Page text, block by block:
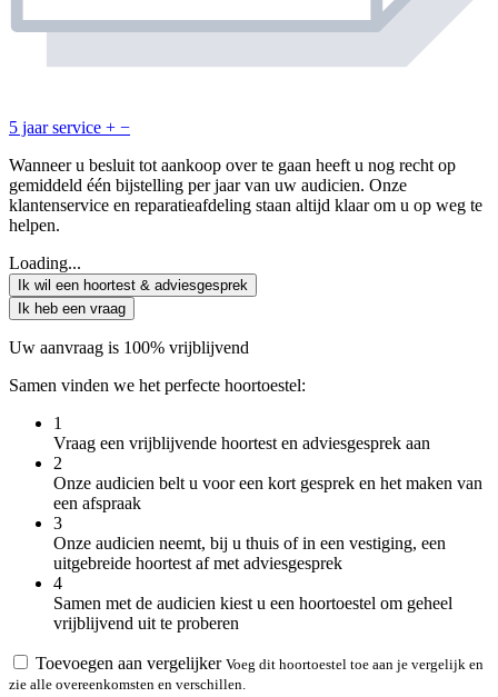
5 jaar service + −
Wanneer u besluit tot aankoop over te gaan heeft u nog recht op
gemiddeld één bijstelling per jaar van uw audicien. Onze
klantenservice en reparatieafdeling staan altijd klaar om u op weg te
helpen.
Loading...
Ik wil een hoortest & adviesgesprek
Ik heb een vraag
Uw aanvraag is 100% vrijblijvend
Samen vinden we het perfecte hoortoestel:
1
Vraag een vrijblijvende hoortest en adviesgesprek aan
2
Onze audicien belt u voor een kort gesprek en het maken van
een afspraak
3
Onze audicien neemt, bij u thuis of in een vestiging, een
uitgebreide hoortest af met adviesgesprek
4
Samen met de audicien kiest u een hoortoestel om geheel
vrijblijvend uit te proberen
Toevoegen aan vergelijker Voeg dit hoortoestel toe aan je vergelijk en
zie alle overeenkomsten en verschillen.